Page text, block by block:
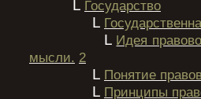
L Государство
L
L Идея
мысли. 2
L Понятие
L Принципы